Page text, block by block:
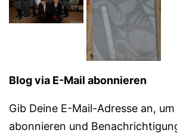
Blog via E-Mail abonnieren
Gib Deine E-Mail-Adresse an,
abonnieren und